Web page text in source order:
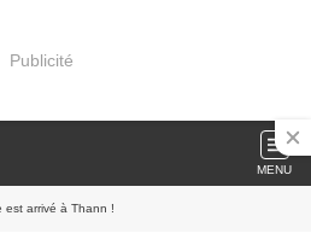
Publicité
MENU
est arrivé à Thann !